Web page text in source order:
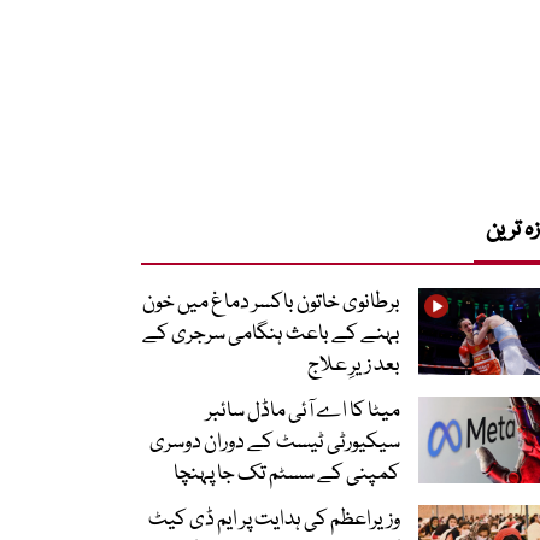
ترین
برطانوی خاتون باکسر دماغ میں خون
بہنے کے باعث ہنگامی سرجری کے
بعد زیرِ علاج
میٹا کا اے آئی ماڈل سائبر
سیکیورٹی ٹیسٹ کے دوران دوسری
کمپنی کے سسٹم تک جا پہنچا
وزیراعظم کی ہدایت پر ایم ڈی کیٹ